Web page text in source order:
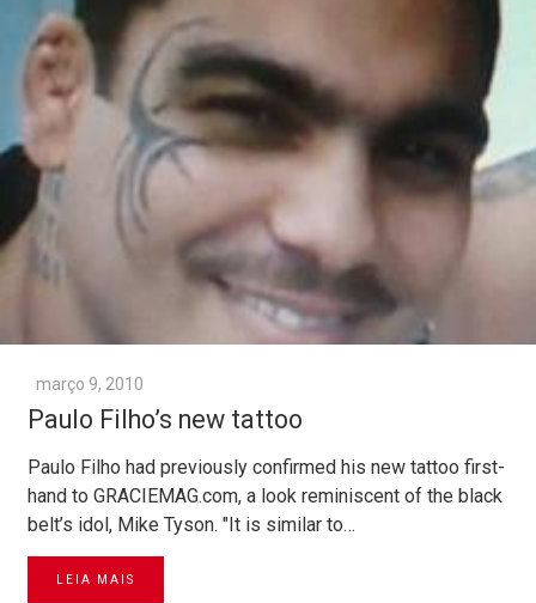
março 9, 2010
Paulo Filho’s new tattoo
Paulo Filho had previously confirmed his new tattoo first-
hand to GRACIEMAG.com, a look reminiscent of the black
belt’s idol, Mike Tyson. "It is similar to…
LEIA MAIS